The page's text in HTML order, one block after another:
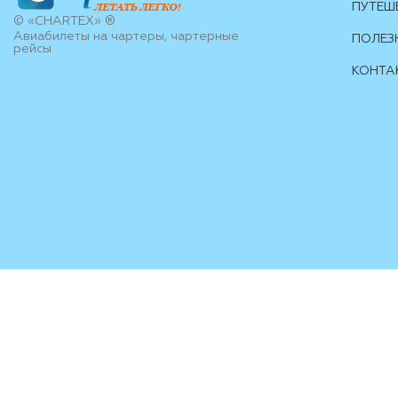
© «CHARTEX» ®
Авиабилеты на чартеры, чартерные
рейсы